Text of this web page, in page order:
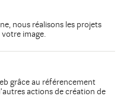
, nous réalisons les projets
image.
grâce au référencement
actions decréation de